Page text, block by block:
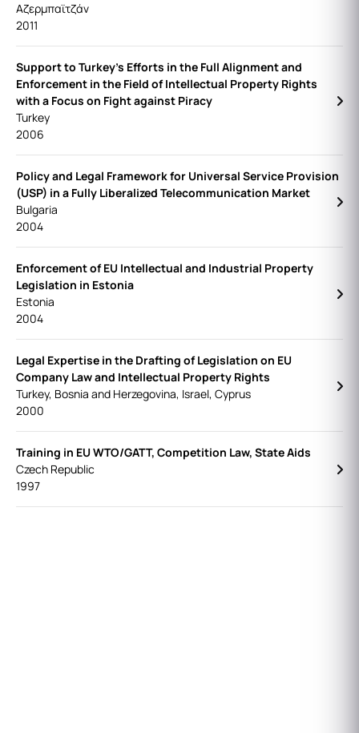
Αζερμπαϊτζάν
2011
Support to Turkey's Efforts in the Full Alignment and
Enforcement in the Field of Intellectual Property Rights
with a Focus on Fight against Piracy
Turkey
2006
Policy and Legal Framework for Universal Service Provision
(USP) in a Fully Liberalized Telecommunication Market
Bulgaria
2004
Enforcement of EU Intellectual and Industrial Property
Legislation in Estonia
Estonia
2004
Legal Expertise in the Drafting of Legislation on EU
Company Law and Intellectual Property Rights
Turkey, Bosnia and Herzegovina, Israel, Cyprus
2000
Training in EU WTO/GATT, Competition Law, State Aids
Czech Republic
1997